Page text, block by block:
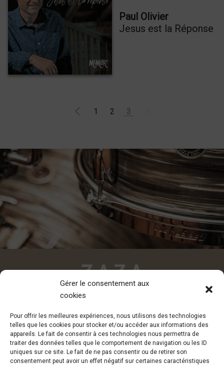
Gérer le consentement aux
cookies
Pour offrir les meilleures expériences, nous utilisons des technologies
telles que les cookies pour stocker et/ou accéder aux informations des
appareils. Le fait de consentir à ces technologies nous permettra de
traiter des données telles que le comportement de navigation ou les ID
uniques sur ce site. Le fait de ne pas consentir ou de retirer son
consentement peut avoir un effet négatif sur certaines caractéristiques
Paul Olivier
Jesus est la Réponse
1 2 3
contact@zazadesiderio.com